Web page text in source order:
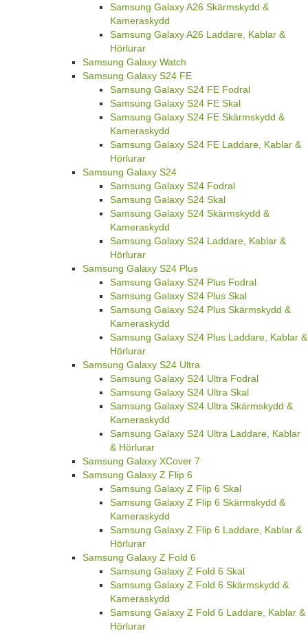
Samsung Galaxy A26 Skärmskydd &
Kameraskydd
Samsung Galaxy A26 Laddare, Kablar &
Hörlurar
Samsung Galaxy Watch
Samsung Galaxy S24 FE
Samsung Galaxy S24 FE Fodral
Samsung Galaxy S24 FE Skal
Samsung Galaxy S24 FE Skärmskydd &
Kameraskydd
Samsung Galaxy S24 FE Laddare, Kablar &
Hörlurar
Samsung Galaxy S24
Samsung Galaxy S24 Fodral
Samsung Galaxy S24 Skal
Samsung Galaxy S24 Skärmskydd &
Kameraskydd
Samsung Galaxy S24 Laddare, Kablar &
Hörlurar
Samsung Galaxy S24 Plus
Samsung Galaxy S24 Plus Fodral
Samsung Galaxy S24 Plus Skal
Samsung Galaxy S24 Plus Skärmskydd &
Kameraskydd
Samsung Galaxy S24 Plus Laddare, Kablar &
Hörlurar
Samsung Galaxy S24 Ultra
Samsung Galaxy S24 Ultra Fodral
Samsung Galaxy S24 Ultra Skal
Samsung Galaxy S24 Ultra Skärmskydd &
Kameraskydd
Samsung Galaxy S24 Ultra Laddare, Kablar
& Hörlurar
Samsung Galaxy XCover 7
Samsung Galaxy Z Flip 6
Samsung Galaxy Z Flip 6 Skal
Samsung Galaxy Z Flip 6 Skärmskydd &
Kameraskydd
Samsung Galaxy Z Flip 6 Laddare, Kablar &
Hörlurar
Samsung Galaxy Z Fold 6
Samsung Galaxy Z Fold 6 Skal
Samsung Galaxy Z Fold 6 Skärmskydd &
Kameraskydd
Samsung Galaxy Z Fold 6 Laddare, Kablar &
Hörlurar